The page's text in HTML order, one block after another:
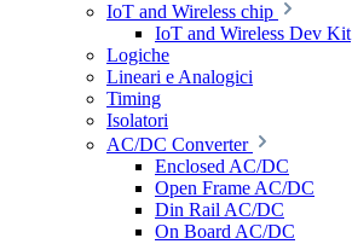
IoT and Wireless chip
IoT and Wireless Dev Kit
Logiche
Lineari e Analogici
Timing
Isolatori
AC/DC Converter
Enclosed AC/DC
Open Frame AC/DC
Din Rail AC/DC
On Board AC/DC